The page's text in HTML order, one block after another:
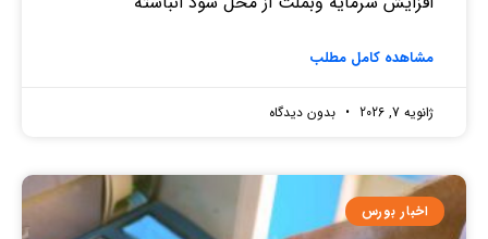
مشاهده کامل مطلب
ژانویه 7, 2026 بدون دیدگاه
اخبار بورس